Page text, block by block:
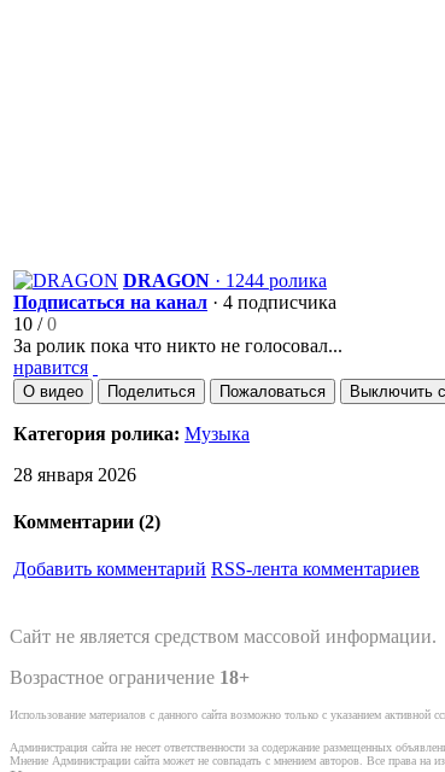
DRAGON · 1244 ролика
Подписаться на канал · 4 подписчика
10 /0
За ролик пока что никто не голосовал...
нравится
О видео Поделиться Пожаловаться Выключить
Категория ролика: Музыка
28 января 2026
Комментарии (2)
Добавить комментарий RSS-лента комментариев
Сайт не является средством массовой информации.
Возрастное ограничение 18+
Использование материалов с данного сайта возможно только с указанием активной
Администрация сайта не несет ответственности за содержание размещенных
Мнение Администрации сайта может не совпадать с мнением авторов. Все права